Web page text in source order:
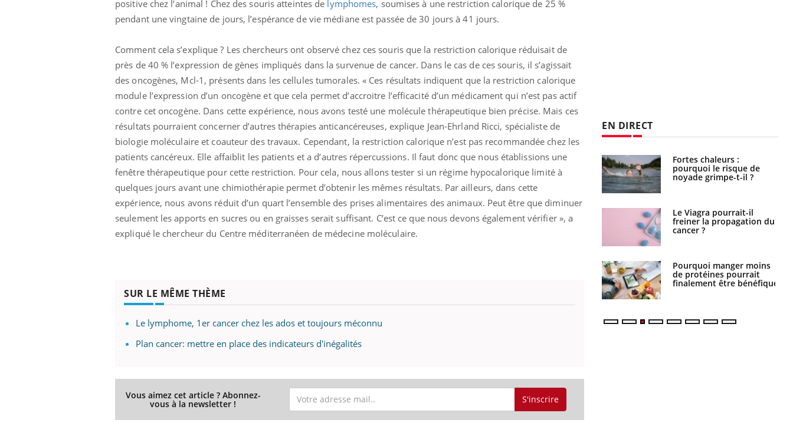
positive chez l’animal ! Chez des souris atteintes de lymphomes, soumises à une restriction calorique de 25 %
pendant une vingtaine de jours, l’espérance de vie médiane est passée de 30 jours à 41 jours.
Comment cela s’explique ? Les chercheurs ont observé chez ces souris que la restriction calorique réduisait de
près de 40 % l’expression de gènes impliqués dans la survenue de cancer. Dans le cas de ces souris, il s’agissait
des oncogènes, Mcl-1, présents dans les cellules tumorales. « Ces résultats indiquent que la restriction calorique
module l’expression d’un oncogène et que cela permet d’accroitre l’efficacité d’un médicament qui n’est pas actif
contre cet oncogène. Dans cette expérience, nous avons testé une molécule thérapeutique bien précise. Mais ces
résultats pourraient concerner d’autres thérapies anticancéreuses, explique Jean-Ehrland Ricci, spécialiste de
biologie moléculaire et coauteur des travaux. Cependant, la restriction calorique n’est pas recommandée chez les
patients cancéreux. Elle affaiblit les patients et a d’autres répercussions. Il faut donc que nous établissions une
fenêtre thérapeutique pour cette restriction. Pour cela, nous allons tester si un régime hypocalorique limité à
quelques jours avant une chimiothérapie permet d’obtenir les mêmes résultats. Par ailleurs, dans cette
expérience, nous avons réduit d’un quart l’ensemble des prises alimentaires des animaux. Peut être que diminuer
seulement les apports en sucres ou en graisses serait suffisant. C’est ce que nous devons également vérifier », a
expliqué le chercheur du Centre méditerranéen de médecine moléculaire.
SUR LE MÊME THÈME
Le lymphome, 1er cancer chez les ados et toujours méconnu
Plan cancer: mettre en place des indicateurs d'inégalités
Vous aimez cet article ? Abonnez-
vous à la newsletter ! S'inscrire
EN DIRECT
Chikungunya, dengue,
West Nile : que se passe-
t-il dans le sud de la
France ?
Les médicaments GLP-1
protègent-ils aussi les os
?
enceintes
La sieste empêche-t-elle
de dormir la nuit ?
VIH : la fin du comprimé
tous les jours se profile-t-
elle enfin ?
Fortes chaleurs :
pourquoi le risque de
noyade grimpe-t-il ?
Le Viagra pourrait-il
freiner la propagation du
cancer ?
Pourquoi manger moins
de protéines pourrait
finalement être bénéfique
Grossesse et chaleur : ce
que dit la science
Le smartphone nuit-il à
l'apprentissage de la
lecture ?
Mordue par une tique en
vacances, elle reste dans
le coma pendant 42 jours